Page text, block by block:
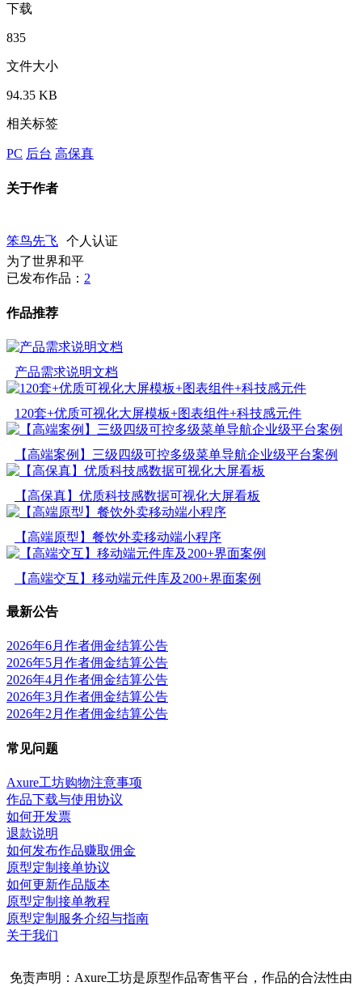
下载
835
文件大小
94.35 KB
相关标签
PC 后台 高保真
关于作者
笨鸟先飞
个人认证
为了世界和平
已发布作品： 2
作品推荐
产品需求说明文档
120套+优质可视化大屏模板+图表组件+科技感元件
【高端案例】三级四级可控多级菜单导航企业级平台案例
【高保真】优质科技感数据可视化大屏看板
【高端原型】餐饮外卖移动端小程序
【高端交互】移动端元件库及200+界面案例
最新公告
2026年6月作者佣金结算公告
2026年5月作者佣金结算公告
2026年4月作者佣金结算公告
2026年3月作者佣金结算公告
2026年2月作者佣金结算公告
常见问题
Axure工坊购物注意事项
作品下载与使用协议
如何开发票
退款说明
如何发布作品赚取佣金
原型定制接单协议
如何更新作品版本
原型定制接单教程
原型定制服务介绍与指南
关于我们
免责声明：Axure工坊是原型作品寄售平台，作品的合法性由